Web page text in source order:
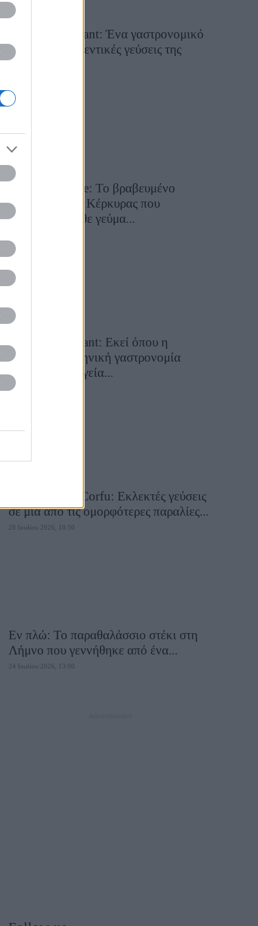
Tsapis Restaurant: Ένα γαστρονομικό
ταξίδι στις αυθεντικές γεύσεις της
Σίφνου!
Toula’s Seaside: Το βραβευμένο
εστιατόριο της Κέρκυρας που
μετατρέπει κάθε γεύμα...
Cavos Restaurant: Εκεί όπου η
αυθεντική ελληνική γαστρονομία
συναντά τη μαγεία...
28 Ιουλίου 2026, 10:58
Aiolia Avlaki Corfu: Εκλεκτές γεύσεις
σε μία από τις ομορφότερες παραλίες...
28 Ιουλίου 2026, 10:50
Εν πλώ: Το παραθαλάσσιο στέκι στη
Λήμνο που γεννήθηκε από ένα...
24 Ιουλίου 2026, 13:00